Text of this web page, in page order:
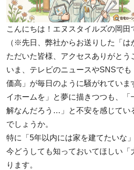
こんにちは！エヌスタイルズの岡田
（ ※先日
、弊社からお送りした「
ただいた皆様、アクセスありがとう
​いま、テレビのニュースやSNSでも
価高」が毎日のように騒がれていま
イホームを」と夢に描きつつも、「
解なんだろう … 」と不安を感じて
でしょうか。
​特に「 5年以内には家を建てたいな
今どうしても知っておいてほしい「
ります。